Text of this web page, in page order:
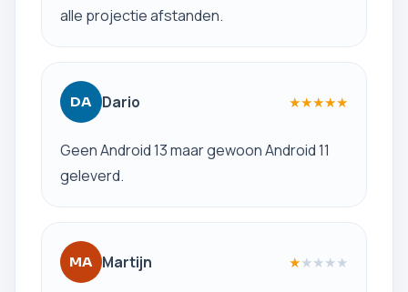
alle projectie afstanden.
DA Dario ★★★★★
Geen Android 13 maar gewoon Android 11
geleverd.
MA Martijn ★★★★★